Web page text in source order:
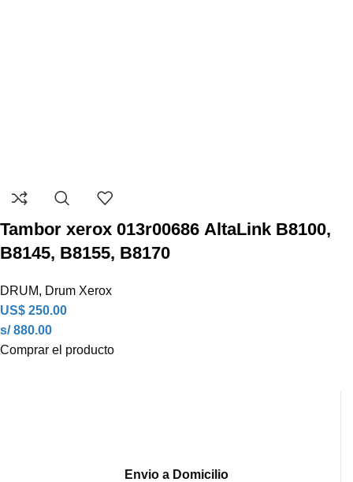
Tambor xerox 013r00686 AltaLink B8100,
B8145, B8155, B8170
DRUM, Drum Xerox
US$ 250.00
s/ 880.00
Comprar el producto
Envio a Domicilio